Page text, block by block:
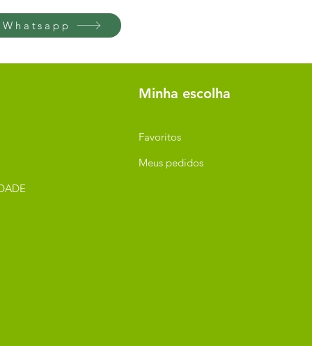
Minha escolha
Favoritos
Meus pedidos